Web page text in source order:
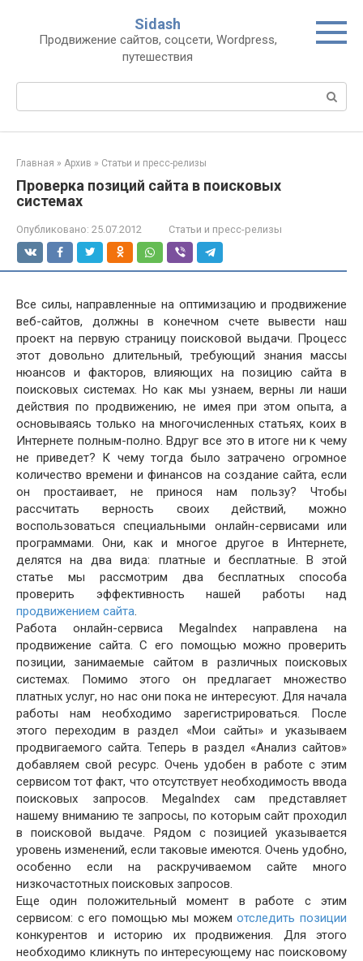
контенту
Sidash
Продвижение сайтов, соцсети, Wordpress,
путешествия
Главная » Архив » Статьи и пресс-релизы
Проверка позиций сайта в поисковых
системах
Опубликовано: 25.07.2012 Статьи и пресс-релизы
Все силы, направленные на оптимизацию и продвижение
веб-сайтов, должны в конечном счете вывести наш
проект на первую страницу поисковой выдачи. Процесс
этот довольно длительный, требующий знания массы
нюансов и факторов, влияющих на позицию сайта в
поисковых системах. Но как мы узнаем, верны ли наши
действия по продвижению, не имея при этом опыта, а
основываясь только на многочисленных статьях, коих в
Интернете полным-полно. Вдруг все это в итоге ни к чему
не приведет? К чему тогда было затрачено огромное
количество времени и финансов на создание сайта, если
он простаивает, не принося нам пользу? Чтобы
рассчитать верность своих действий, можно
воспользоваться специальными онлайн-сервисами или
программами. Они, как и многое другое в Интернете,
делятся на два вида: платные и бесплатные. В этой
статье мы рассмотрим два бесплатных способа
проверить эффективность нашей работы над
продвижением сайта.
Работа онлайн-сервиса MegaIndex направлена на
продвижение сайта. С его помощью можно проверить
позиции, занимаемые сайтом в различных поисковых
системах. Помимо этого он предлагает множество
платных услуг, но нас они пока не интересуют. Для начала
работы нам необходимо зарегистрироваться. После
этого переходим в раздел «Мои сайты» и указываем
продвигаемого сайта. Теперь в раздел «Анализ сайтов»
добавляем свой ресурс. Очень удобен в работе с этим
сервисом тот факт, что отсутствует необходимость ввода
поисковых запросов. MegaIndex сам представляет
нашему вниманию те запросы, по которым сайт проходил
в поисковой выдаче. Рядом с позицией указывается
уровень изменений, если таковые имеются. Очень удобно,
особенно если на раскручиваемом сайте много
низкочастотных поисковых запросов.
Еще один положительный момент в работе с этим
сервисом: с его помощью мы можемотследить позиции
конкурентов и историю их продвижения. Для этого
необходимо кликнуть по интересующему нас поисковому